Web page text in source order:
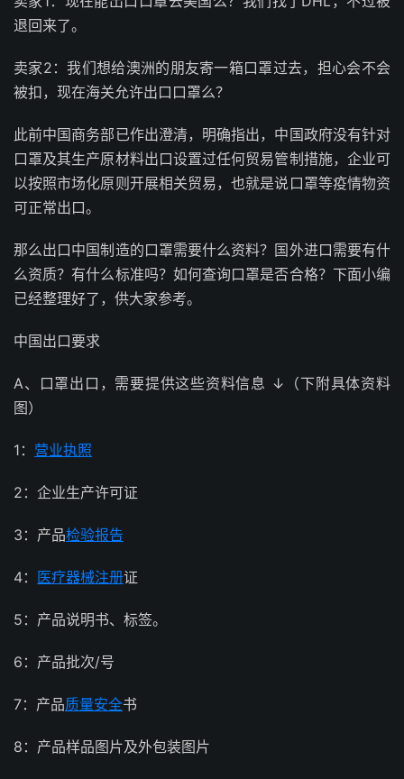
退回来了。
卖家2：我们想给澳洲的朋友寄一箱口罩过去，担心会不会
被扣，现在海关允许出口口罩么？
此前中国商务部已作出澄清，明确指出，中国政府没有针对
口罩及其生产原材料出口设置过任何贸易管制措施，企业可
以按照市场化原则开展相关贸易，也就是说口罩等疫情物资
可正常出口。
那么出口中国制造的口罩需要什么资料？国外进口需要有什
么资质？有什么标准吗？如何查询口罩是否合格？下面小编
已经整理好了，供大家参考。
中国出口要求
A、口罩出口，需要提供这些资料信息 ↓（下附具体资料
图）
1： 营业执照
2：企业生产许可证
3：产品检验报告
4： 医疗器械注册证
5：产品说明书、标签。
6：产品批次/号
7：产品质量安全书
8：产品样品图片及外包装图片